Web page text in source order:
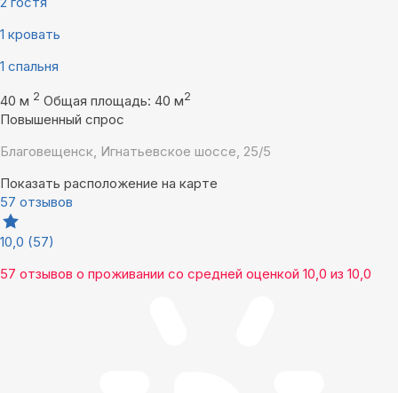
1 кровать
1 спальня
40 м 2 Общая площадь: 40 м2
Повышенный спрос
Благовещенск, Игнатьевское шоссе, 25/5
Показать расположение на карте
57 отзывов
10,0 (57)
57 отзывов о проживании со средней оценкой 10,0 из 10,0